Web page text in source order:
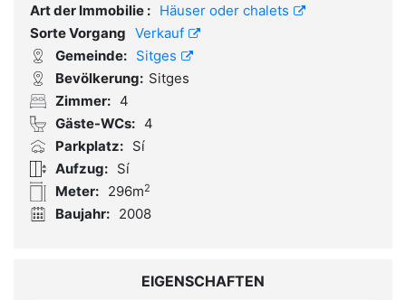
Art der Immobilie : Häuser oder chalets
Sorte Vorgang Verkauf
Gemeinde: Sitges
Bevölkerung: Sitges
Zimmer: 4
Gäste-WCs: 4
Parkplatz: Sí
Aufzug: Sí
Meter: 296m2
Baujahr: 2008
EIGENSCHAFTEN